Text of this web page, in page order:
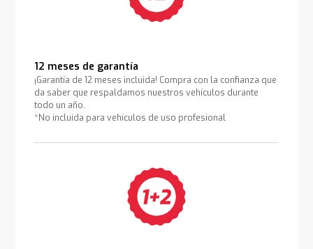
12 meses de garantía
¡Garantía de 12 meses incluida! Compra con la confianza que
da saber que respaldamos nuestros vehículos durante
todo un año.
*No incluida para vehículos de uso profesional